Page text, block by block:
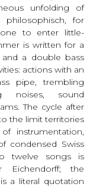
unfolding of
for
to enter little-
is written for a
and a double bass
actions with an
pipe, trembling
noises, sound
The cycle after
the limit territories
instrumentation,
condensed Swiss
twelve songs is
Eichendorff; the
a literal quotation